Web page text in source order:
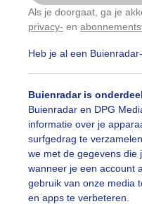
Als je doorgaat, ga je
privacy- en
Heb je al een
Buienradar is
Buienradar en DPG
informatie over je
surfgedrag te
we met de gegevens die
wanneer je een account
gebruik van onze media
en apps te verbeteren.
Gebruik je Safari en
Klikhierom